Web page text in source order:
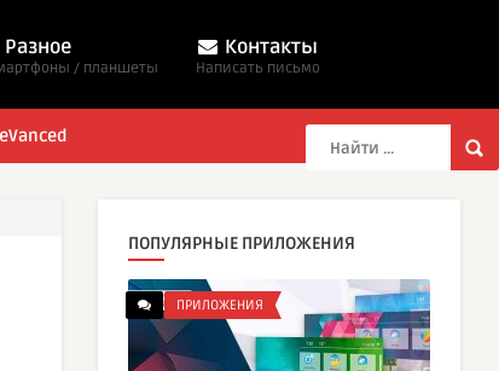
Разное
/ планшеты
Контакты
Написать письмо
ПОПУЛЯРНЫЕ ПРИЛОЖЕНИЯ
ПРИЛОЖЕНИЯ